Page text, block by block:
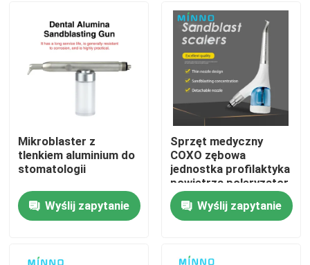
Dom
Produkty
O nas
Mikroblaster z
tlenkiem aluminium do
stomatologii
Wyślij zapytanie
Sprzęt medyczny
COXO zębowa
jednostka profilaktyka
powietrza poleryzator
/ COXO Odłączalna
jednostka profilaktyka
powietrza zębów
piaskowanie
Wyślij zapytanie